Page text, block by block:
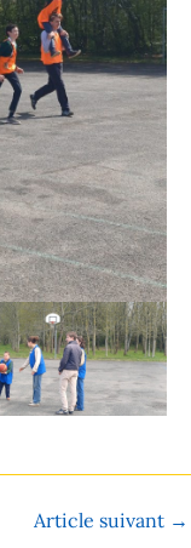
Article suivant →